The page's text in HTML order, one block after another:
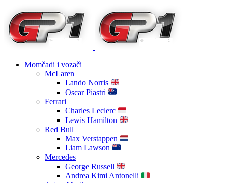
Momčadi i vozači
McLaren
Lando Norris
Oscar Piastri
Ferrari
Charles Leclerc
Lewis Hamilton
Red Bull
Max Verstappen
Liam Lawson
Mercedes
George Russell
Andrea Kimi Antonelli